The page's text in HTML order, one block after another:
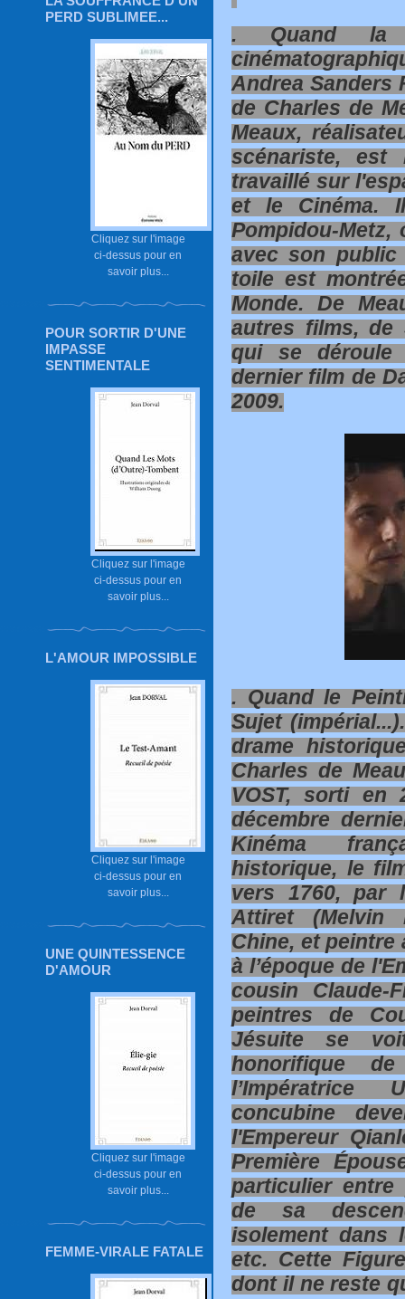
PERD SUBLIMEE...
Cliquez sur l'image
ci-dessus pour en
savoir plus...
POUR SORTIR D'UNE
IMPASSE
SENTIMENTALE
Cliquez sur l'image
ci-dessus pour en
savoir plus...
L'AMOUR IMPOSSIBLE
Cliquez sur l'image
ci-dessus pour en
savoir plus...
UNE QUINTESSENCE
D'AMOUR
Cliquez sur l'image
ci-dessus pour en
savoir plus...
FEMME-VIRALE FATALE
. Quand la
Andrea Sanders
de Charles de
Meaux,
scénariste, est
travaillé sur
et le Cinéma.
Pompidou-
avec son public
toile est
Monde. De
autres films, de
qui se déroule
dernier film de
2009.
. Quand le
Sujet
drame
Charles de
VOST, sorti en
décembre
Kinéma
historique, le
vers 1760, par
Attiret (Melvin
Chine, et peintre
à l’époque de
cousin
peintres de
Jésuite se
honorifique
l’Impératrice
concubine
l'Empereur
Première
particulier entre
de sa
isolement dans
etc. Cette
dont il ne reste